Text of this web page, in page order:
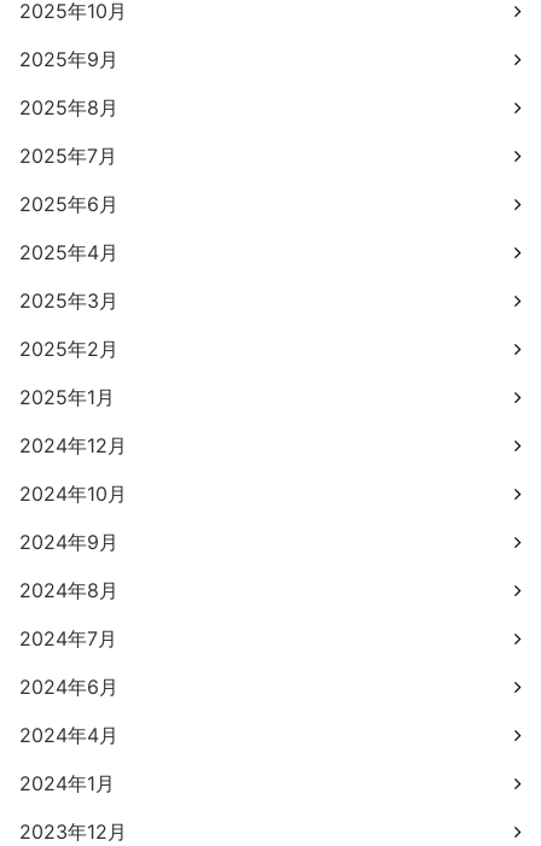
2025年10月
2025年9月
2025年8月
2025年7月
2025年6月
2025年4月
2025年3月
2025年2月
2025年1月
2024年12月
2024年10月
2024年9月
2024年8月
2024年7月
2024年6月
2024年4月
2024年1月
2023年12月